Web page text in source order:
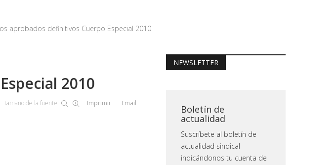
aprobados definitivos Cuerpo Especial 2010
2010
tamaño de la fuente Imprimir Email
NEWSLETTER
Boletín de
actualidad
Suscríbete al boletín de
actualidad sindical
indicándonos tu cuenta de